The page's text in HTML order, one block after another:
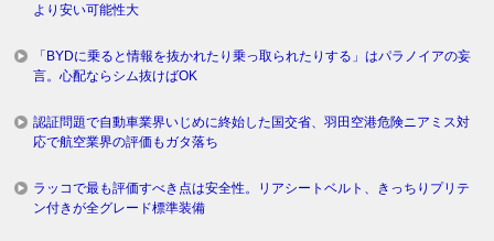
より安い可能性大
「BYDに乗ると情報を抜かれたり乗っ取られたりする」はパラノイアの妄
言。心配ならシム抜けばOK
認証問題で自動車業界いじめに終始した国交省、羽田空港危険ニアミス対
応で航空業界の評価もガタ落ち
ラッコで最も評価すべき点は安全性。リアシートベルト、きっちりプリテ
ン付きが全グレード標準装備